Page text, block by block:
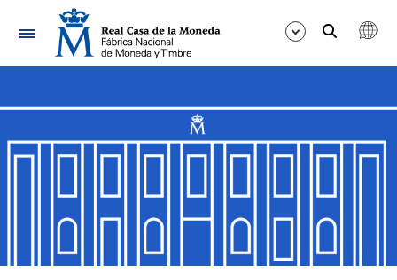
Navegació
Mostra/Amaga
Mostra/Amaga
Mostra/Amaga